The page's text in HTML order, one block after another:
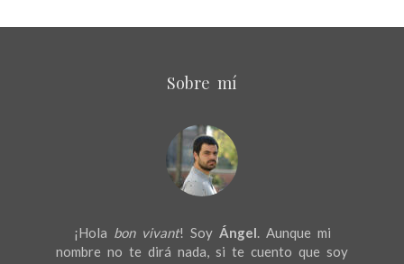
Sobre mí
¡Hola bon vivant! Soy Ángel. Aunque mi
nombre no te dirá nada, si te cuento que soy